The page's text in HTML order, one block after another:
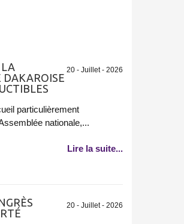
20 - Juillet - 2026
LA
DAKAROISE
particulièrement
nationale,...
Lire la suite...
20 - Juillet - 2026